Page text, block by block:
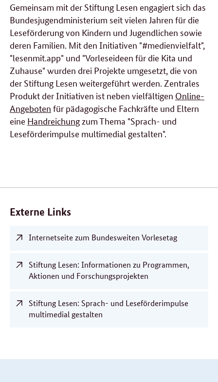
Gemeinsam mit der Stiftung Lesen engagiert sich das
Bundesjugendministerium seit vielen Jahren für die
Leseförderung von Kindern und Jugendlichen sowie
deren Familien. Mit den Initiativen "#medienvielfalt",
"lesenmit.app" und "Vorleseideen für die Kita und
Zuhause" wurden drei Projekte umgesetzt, die von
der Stiftung Lesen weitergeführt werden. Zentrales
Produkt der Initiativen ist neben vielfältigen Online-
Angeboten für pädagogische Fachkräfte und Eltern
eine Handreichung zum Thema "Sprach- und
Leseförderimpulse multimedial gestalten".
Externe Links
Internetseite zum Bundesweiten Vorlesetag
Stiftung Lesen: Informationen zu Programmen,
Aktionen und Forschungsprojekten
Stiftung Lesen: Sprach- und Leseförderimpulse
multimedial gestalten